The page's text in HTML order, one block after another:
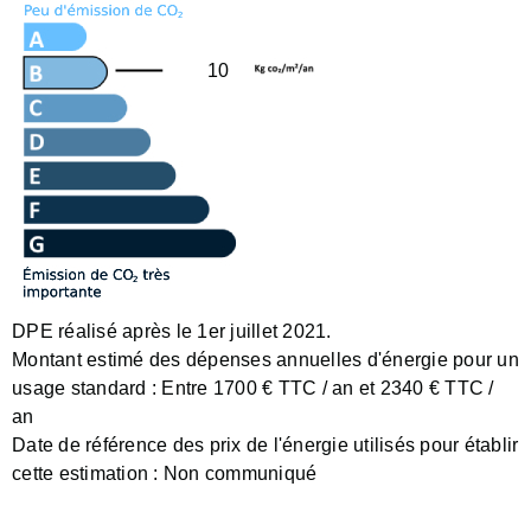
10
DPE réalisé après le 1er juillet 2021.
Montant estimé des dépenses annuelles d'énergie pour un
usage standard : Entre 1700 € TTC / an et 2340 € TTC /
an
Date de référence des prix de l'énergie utilisés pour établir
cette estimation : Non communiqué